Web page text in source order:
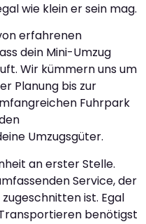
wie klein er sein mag.
erfahrenen
dein Mini-Umzug
Wir kümmern uns um
Planung bis zur
Fuhrpark
Umzugsgüter.
an erster Stelle.
Service, der
ist. Egal
benötigst